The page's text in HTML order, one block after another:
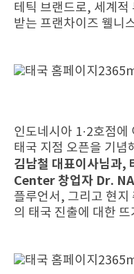
테틱 브랜드로, 세계적
받는 프랜차이즈 웰니
인도네시아 1·2호점에
태국 지점 오픈을 기
김남철 대표이사님과
Center 창업자 Dr.
플루언서, 그리고 현
의 태국 진출에 대한